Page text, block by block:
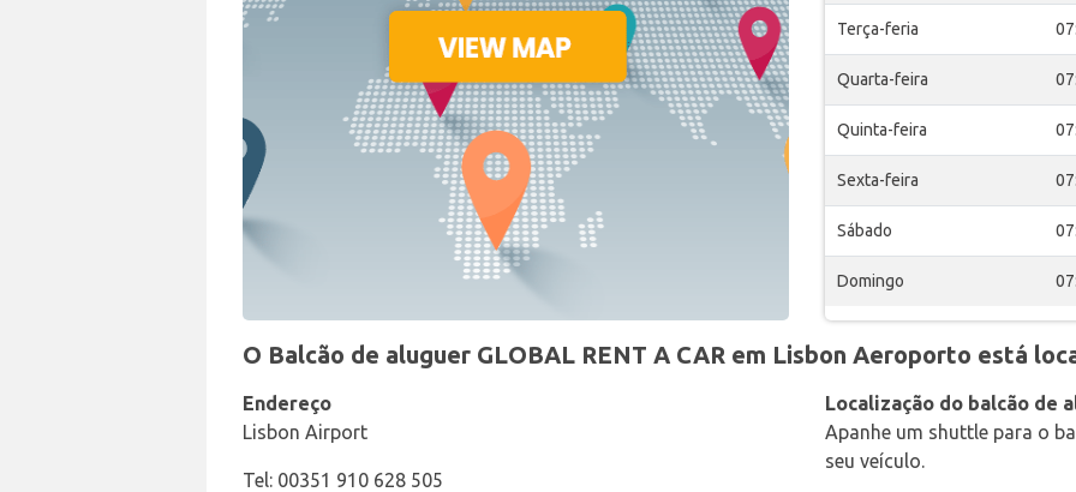
Terça-feria
Quarta-feira
Quinta-feira
Sexta-feira
Sábado
Domingo
O Balcão de aluguer GLOBAL RENT A CAR em Lisbon Aeroporto está
Endereço
Lisbon Airport
Tel: 00351 910 628 505
Localização do balcão de
Apanhe um shuttle para o
seu veículo.